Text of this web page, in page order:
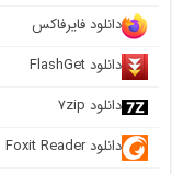
دانلود فایرفاکس
دانلود FlashGet
دانلود ۷zip
دانلود Foxit Reader